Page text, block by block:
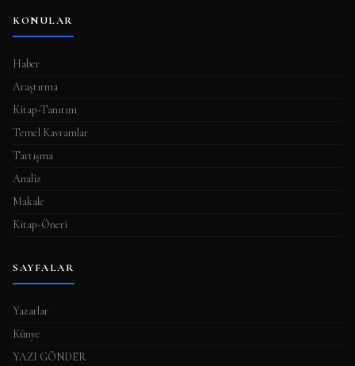
KONULAR
Haber
Araştırma
Kitap-Tanıtım
Temel Kavramlar
Tartışma
Analiz
Makale
Kitap-Öneri
SAYFALAR
Yazarlar
Künye
YAZI GÖNDER